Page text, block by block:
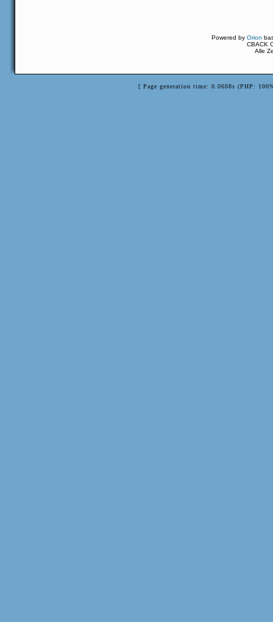
Powered byOrion
CBACK
Alle
[ Page generation time: 0.0608s (PHP: